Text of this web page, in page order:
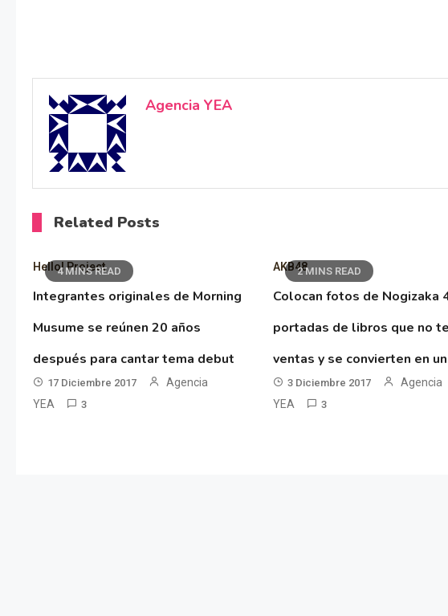
Agencia YEA
Related Posts
4 MINS READ
Hello! Project
Integrantes originales de Morning
Musume se reúnen 20 años
después para cantar tema debut
17 Diciembre 2017
Agencia
YEA
3
2 MINS READ
AKB48
Colocan fotos de Nogizaka
portadas de libros que no
ventas y se convierten en
3 Diciembre 2017
Agencia
YEA
3